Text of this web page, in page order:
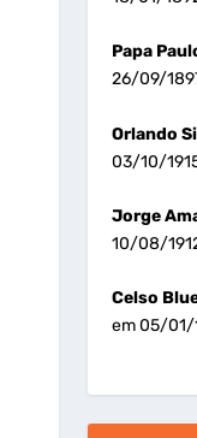
Papa
26/09/
Orlando
03/10/
Jorge
10/08/
Celso
em 05/01/